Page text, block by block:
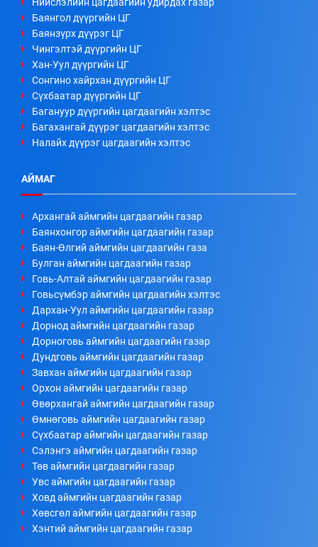
Нийслэлийн цагдаагийн удирдах газар
Баянгол дүүргийн ЦГ
Баянзүрх дүүрэг ЦГ
Чингэлтэй дүүргийн ЦГ
Хан-Уул дүүргийн ЦГ
Сонгино хайрхан дүүргийн ЦГ
Сүхбаатар дүүргийн ЦГ
Багануур дүүргийн цагдаагийн хэлтэс
Багахангай дүүрэг цагдаагийн хэлтэс
Налайх дүүрэг цагдаагийн хэлтэс
АЙМАГ
Архангай аймгийн цагдаагийн газар
Баянхонгор аймгийн цагдаагийн газар
Баян-Өлгий аймгийн цагдаагийн газа
Булган аймгийн цагдаагийн газар
Говь-Алтай аймгийн цагдаагийн газар
Говьсүмбэр аймгийн цагдаагийн хэлтэс
Дархан-Уул аймгийн цагдаагийн газар
Дорнод аймгийн цагдаагийн газар
Дорноговь аймгийн цагдаагийн газар
Дундговь аймгийн цагдаагийн газар
Завхан аймгийн цагдаагийн газар
Орхон аймгийн цагдаагийн газар
Өвөрхангай аймгийн цагдаагийн газар
Өмнөговь аймгийн цагдаагийн газар
Сүхбаатар аймгийн цагдаагийн газар
Сэлэнгэ аймгийн цагдаагийн газар
Төв аймгийн цагдаагийн газар
Увс аймгийн цагдаагийн газар
Ховд аймгийн цагдаагийн газар
Хөвсгөл аймгийн цагдаагийн газар
Хэнтий аймгийн цагдаагийн газар